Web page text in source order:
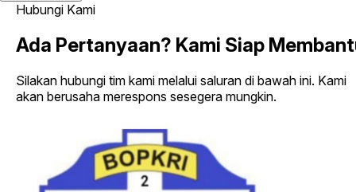
Hubungi Kami
Ada Pertanyaan? Kami Siap
Silakan hubungi tim kami melalui saluran di bawah ini. Kami
akan berusaha merespons sesegera mungkin.